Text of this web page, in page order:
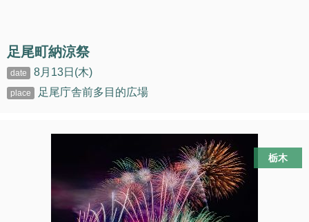
足尾町納涼祭
8月13日(木)
足尾庁舎前多目的広場
栃木